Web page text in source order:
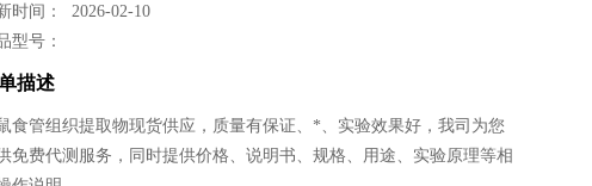
时间： 2026-02-10
型号：
描述
食管组织提取物现货供应，质量有保证、*、实验效果好，我司为您
免费代测服务，同时提供价格、说明书、规格、用途、实验原理等相